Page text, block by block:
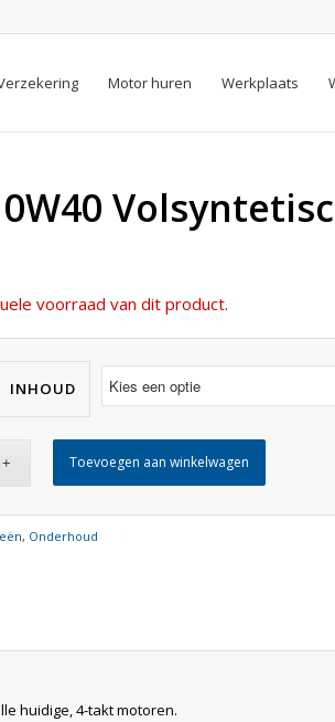
Motor huren Werkplaats
voorraad van dit product.
INHOUD
Toevoegen aan winkelwagen
, Onderhoud
huidige, 4-takt motoren.